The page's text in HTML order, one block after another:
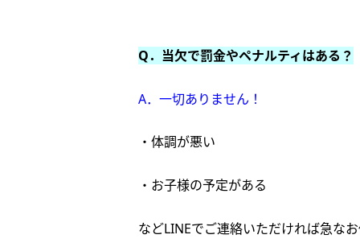
Q．当欠で罰金やペナルティはある？
A．一切ありません！
・体調が悪い
・お子様の予定がある
などLINEでご連絡いただければ急なお